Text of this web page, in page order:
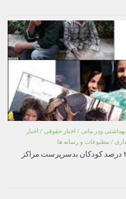
بهداشتی ودر مانی / اخبار حقوقی / اخبار
/ مطبوعات و رسانه ها
در گفت‌وگو با ایرنا اعلام شد؛ ۲۷ درصد کودکان بدسرپرست مراکز